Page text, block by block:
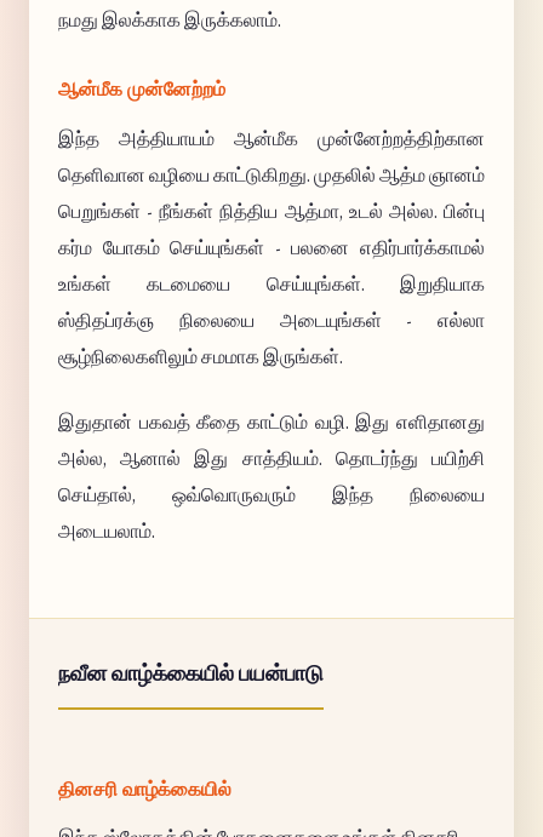
நமது இலக்காக இருக்கலாம்.
ஆன்மீக முன்னேற்றம்
இந்த அத்தியாயம் ஆன்மீக முன்னேற்றத்திற்கான
தெளிவான வழியை காட்டுகிறது. முதலில் ஆத்ம ஞானம்
பெறுங்கள் - நீங்கள் நித்திய ஆத்மா, உடல் அல்ல. பின்பு
கர்ம யோகம் செய்யுங்கள் - பலனை எதிர்பார்க்காமல்
உங்கள் கடமையை செய்யுங்கள். இறுதியாக
ஸ்திதப்ரக்ஞ நிலையை அடையுங்கள் - எல்லா
சூழ்நிலைகளிலும் சமமாக இருங்கள்.
இதுதான் பகவத் கீதை காட்டும் வழி. இது எளிதானது
அல்ல, ஆனால் இது சாத்தியம். தொடர்ந்து பயிற்சி
செய்தால், ஒவ்வொருவரும் இந்த நிலையை
அடையலாம்.
நவீன வாழ்க்கையில் பயன்பாடு
தினசரி வாழ்க்கையில்